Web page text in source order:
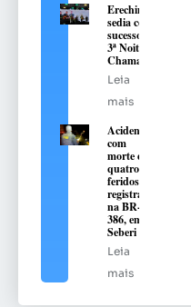
Erechim
sedia com
sucesso a
3ª Noite
Chamamé
Leia
mais
Acidente
com
morte e
quatro
feridos é
registrado
na BR-
386, em
Seberi
Leia
mais